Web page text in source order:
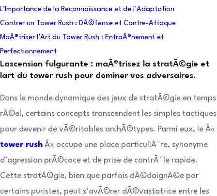
L’Importance de la Reconnaissance et de l’Adaptation
Contrer un Tower Rush : DÃ©fense et Contre-Attaque
MaÃ®triser l’Art du Tower Rush : EntraÃ®nement et
Perfectionnement
Lascension fulgurante : maÃ®trisez la stratÃ©gie et
lart du tower rush pour dominer vos adversaires.
Dans le monde dynamique des jeux de stratÃ©gie en temps
rÃ©el, certains concepts transcendent les simples tactiques
pour devenir de vÃ©ritables archÃ©types. Parmi eux, le Â«
tower rush Â» occupe une place particuliÃ¨re, synonyme
d’agression prÃ©coce et de prise de contrÃ´le rapide.
Cette stratÃ©gie, bien que parfois dÃ©daignÃ©e par
certains puristes, peut s’avÃ©rer dÃ©vastatrice entre les